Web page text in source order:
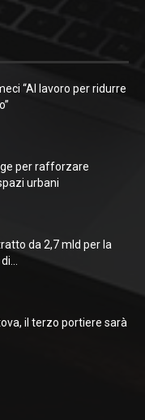
“Al lavoro per ridurre
per rafforzare
urbani
da 2,7 mld per la
il terzo portiere sarà